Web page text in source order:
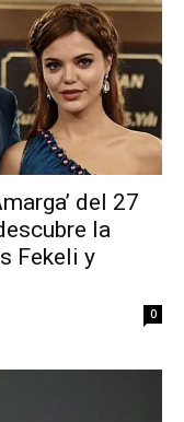
del 27
la
Fekeli y
0